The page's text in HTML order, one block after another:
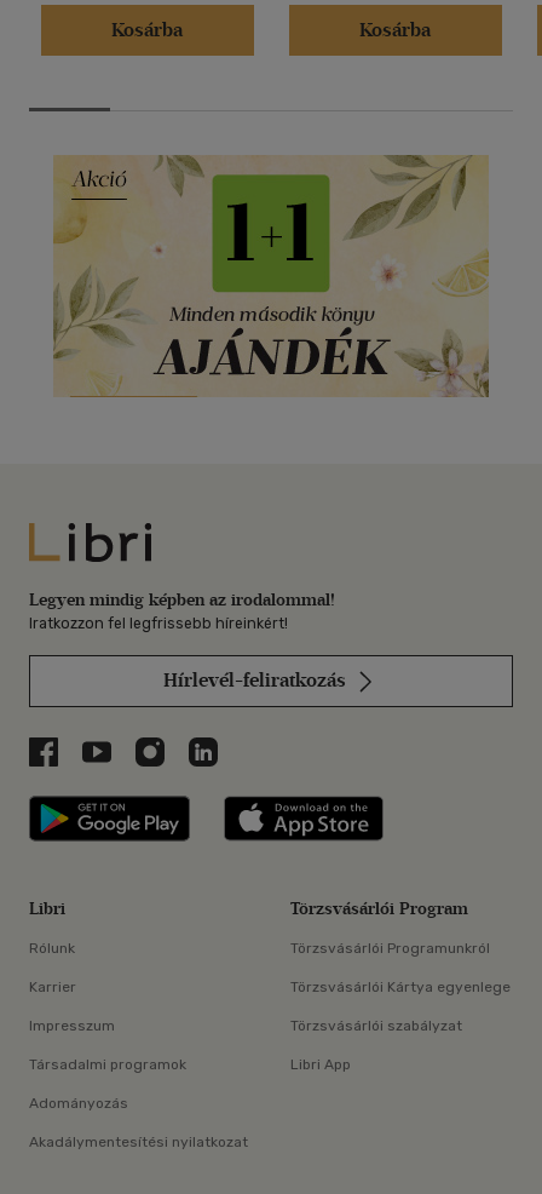
Kosárba
Kosárba
Libri
Legyen mindig képben az irodalommal!
Iratkozzon fel legfrissebb híreinkért!
Hírlevél-feliratkozás
Libri a Facebookon
Libri a Youtube-on
Libri az Instagramon
Libri a LinkedInen
Libri applikáció Szerezd meg: Google
Libri
Rólunk
Karrier
Impresszum
Társadalmi programok
Adományozás
Akadálymentesítési nyilatkozat
Törzsvásárlói Program
Törzsvásárlói Programunkról
Törzsvásárlói Kártya egyenlege
Törzsvásárlói szabályzat
Libri App